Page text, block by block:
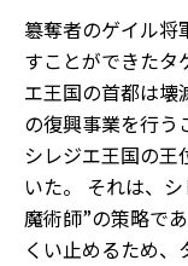
簒奪者のゲイル将
すことができたタ
エ王国の首都は壊
の復興事業を行う
シレジエ王国の王
いた。 それは、
魔術師”の策略で
くい止めるため、